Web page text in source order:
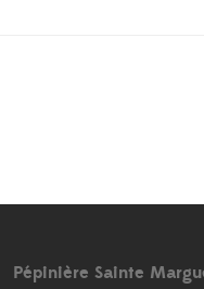
Pépinière Sainte